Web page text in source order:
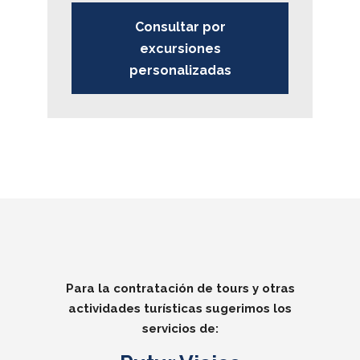
Consultar por
excursiones
personalizadas
Para la contratación de tours y otras
actividades turísticas sugerimos los
servicios de: